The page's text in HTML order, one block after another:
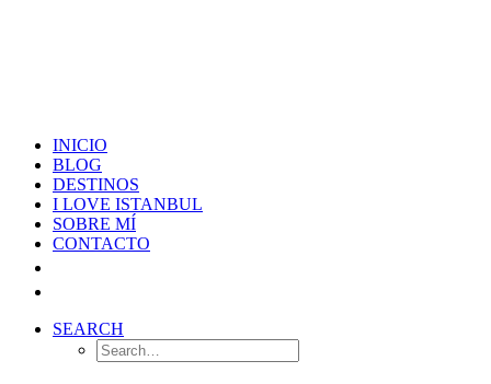
INICIO
BLOG
DESTINOS
I LOVE ISTANBUL
SOBRE MÍ
CONTACTO
SEARCH